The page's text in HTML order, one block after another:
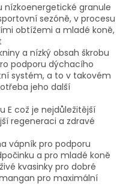
nízkoenergetické granule
sezóně, v procesu
obtížemi a mladé koně,
a nízký obsah škrobu
podporu dýchacího
systém, a to v takovém
jeho další
E což je nejdůležitější
regeneraci a zdravé
vápník pro podporu
a pro mladé koně
kvasinky pro dobré
pro maximální